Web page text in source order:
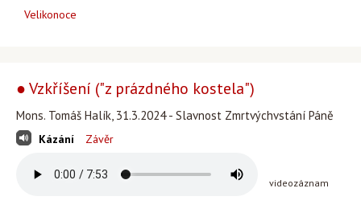
Velikonoce
● Vzkříšení ("z prázdného kostela")
Mons. Tomáš Halík, 31.3.2024 - Slavnost Zmrtvýchvstání Páně
Kázání Závěr
videozáznam